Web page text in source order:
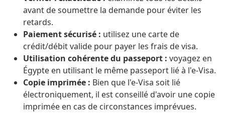
avant de soumettre la demande pour éviter les
retards.
Paiement sécurisé : utilisez une carte de
crédit/débit valide pour payer les frais de visa.
Utilisation cohérente du passeport : voyagez en
Égypte en utilisant le même passeport lié à l'e-Visa.
Copie imprimée : Bien que l'e-Visa soit lié
électroniquement, il est conseillé d'avoir une copie
imprimée en cas de circonstances imprévues.